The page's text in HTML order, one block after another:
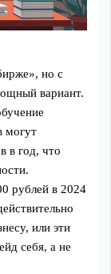
но с
вариант.
могут
в год, что
рублей в 2024
или эти
себя, а не